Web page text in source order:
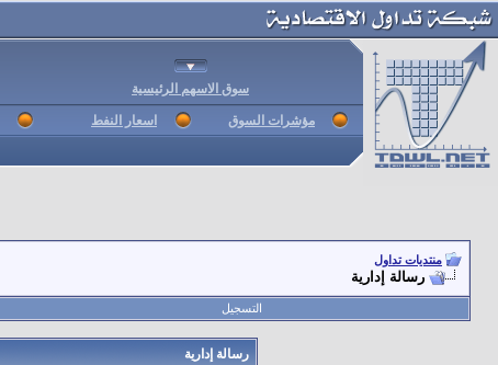
سوق الاسهم الرئيسية
مؤشرات السوق اسعار النفط
منتديات تداول
رسالة إدارية
التسجيل
رسالة إدارية